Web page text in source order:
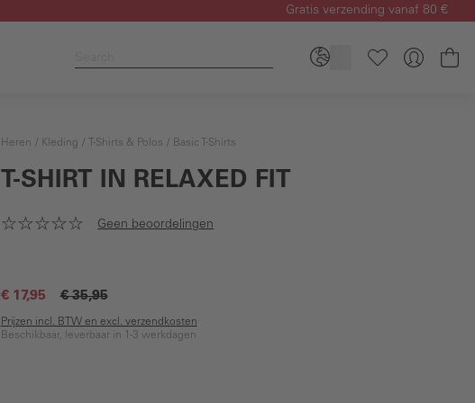
Gratis verzending vanaf 80 €
Heren Kleding T-Shirts & Polos Basic T-Shirts
T-SHIRT IN RELAXED FIT
Geen beoordelingen
€ 17,95 € 35,95
Prijzen incl. BTW en excl. verzendkosten
Beschikbaar, leverbaar in 1-3 werkdagen